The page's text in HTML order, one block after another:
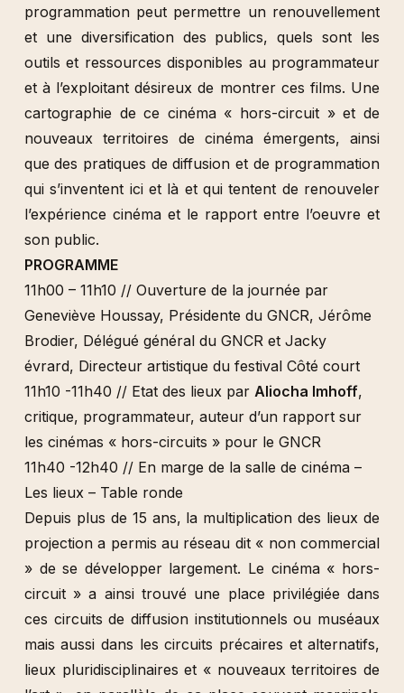
programmation peut permettre un renouvellement
et une diversification des publics, quels sont les
outils et ressources disponibles au programmateur
et à l’exploitant désireux de montrer ces films. Une
cartographie de ce cinéma « hors-circuit » et de
nouveaux territoires de cinéma émergents, ainsi
que des pratiques de diffusion et de programmation
qui s’inventent ici et là et qui tentent de renouveler
l’expérience cinéma et le rapport entre l’oeuvre et
son public.
PROGRAMME
11h00 – 11h10 // Ouverture de la journée par
Geneviève Houssay, Présidente du GNCR, Jérôme
Brodier, Délégué général du GNCR et Jacky
évrard, Directeur artistique du festival Côté court
11h10 -11h40 // Etat des lieux par Aliocha Imhoff,
critique, programmateur, auteur d’un rapport sur
les cinémas « hors-circuits » pour le GNCR
11h40 -12h40 // En marge de la salle de cinéma –
Les lieux – Table ronde
Depuis plus de 15 ans, la multiplication des lieux de
projection a permis au réseau dit « non commercial
» de se développer largement. Le cinéma « hors-
circuit » a ainsi trouvé une place privilégiée dans
ces circuits de diffusion institutionnels ou muséaux
mais aussi dans les circuits précaires et alternatifs,
lieux pluridisciplinaires et « nouveaux territoires de